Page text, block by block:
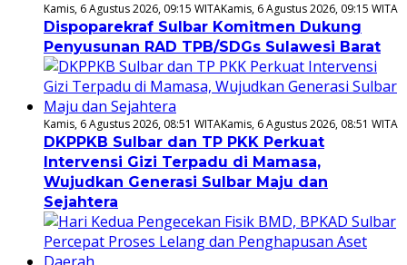
Kamis, 6 Agustus 2026, 09:15 WITAKamis, 6 Agustus 2026, 09:15 WITA
Dispoparekraf Sulbar Komitmen Dukung
Penyusunan RAD TPB/SDGs Sulawesi Barat
Kamis, 6 Agustus 2026, 08:51 WITAKamis, 6 Agustus 2026, 08:51 WITA
DKPPKB Sulbar dan TP PKK Perkuat
Intervensi Gizi Terpadu di Mamasa,
Wujudkan Generasi Sulbar Maju dan
Sejahtera